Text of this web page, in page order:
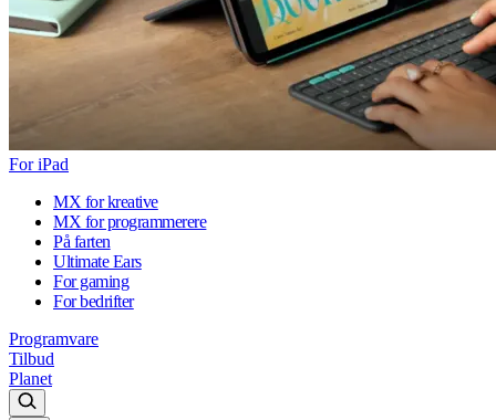
For iPad
MX for kreative
MX for programmerere
På farten
Ultimate Ears
For gaming
For bedrifter
Programvare
Tilbud
Planet